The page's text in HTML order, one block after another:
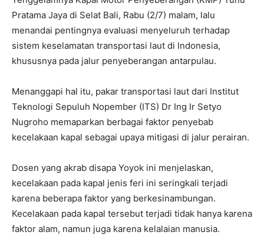
Pratama Jaya di Selat Bali, Rabu (2/7) malam, lalu
menandai pentingnya evaluasi menyeluruh terhadap
sistem keselamatan transportasi laut di Indonesia,
khususnya pada jalur penyeberangan antarpulau.
Menanggapi hal itu, pakar transportasi laut dari Institut
Teknologi Sepuluh Nopember (ITS) Dr Ing Ir Setyo
Nugroho memaparkan berbagai faktor penyebab
kecelakaan kapal sebagai upaya mitigasi di jalur perairan.
Dosen yang akrab disapa Yoyok ini menjelaskan,
kecelakaan pada kapal jenis feri ini seringkali terjadi
karena beberapa faktor yang berkesinambungan.
Kecelakaan pada kapal tersebut terjadi tidak hanya karena
faktor alam, namun juga karena kelalaian manusia.